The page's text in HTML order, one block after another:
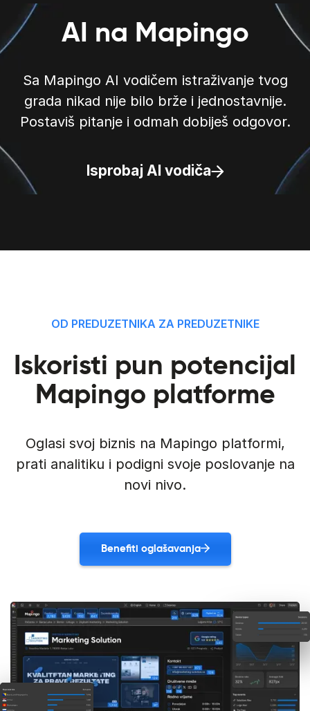
AI na Mapingo
Sa Mapingo AI vodičem istraživanje tvog
grada nikad nije bilo brže i jednostavnije.
Postaviš pitanje i odmah dobiješ odgovor.
Isprobaj AI vodiča
OD PREDUZETNIKA ZA PREDUZETNIKE
Iskoristi pun potencijal
Mapingo platforme
Oglasi svoj biznis na Mapingo platformi,
prati analitiku i podigni svoje poslovanje na
novi nivo.
Benefiti oglašavanja